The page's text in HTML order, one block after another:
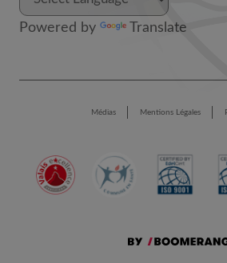
Powered by Translate
Médias Mentions Légales